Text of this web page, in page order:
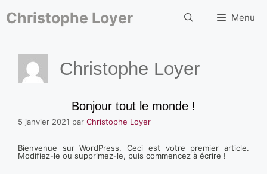
contenu
Christophe Loyer Menu
Christophe Loyer
Bonjour tout le monde !
5 janvier 2021 par Christophe Loyer
Bienvenue sur WordPress. Ceci est votre premier article.
Modifiez-le ou supprimez-le, puis commencez à écrire !